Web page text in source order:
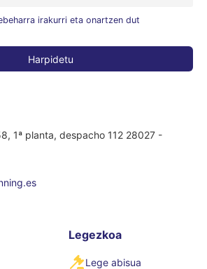
irakurri eta onartzen dut
1ª planta, despacho 112 28027 -
Legezkoa
Lege abisua